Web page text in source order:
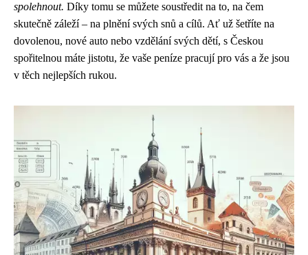
spolehnout. Díky tomu se můžete soustředit na to, na čem
skutečně záleží – na plnění svých snů a cílů. Ať už šetříte na
dovolenou, nové auto nebo vzdělání svých dětí, s Českou
spořitelnou máte jistotu, že vaše peníze pracují pro vás a že jsou
v těch nejlepších rukou.